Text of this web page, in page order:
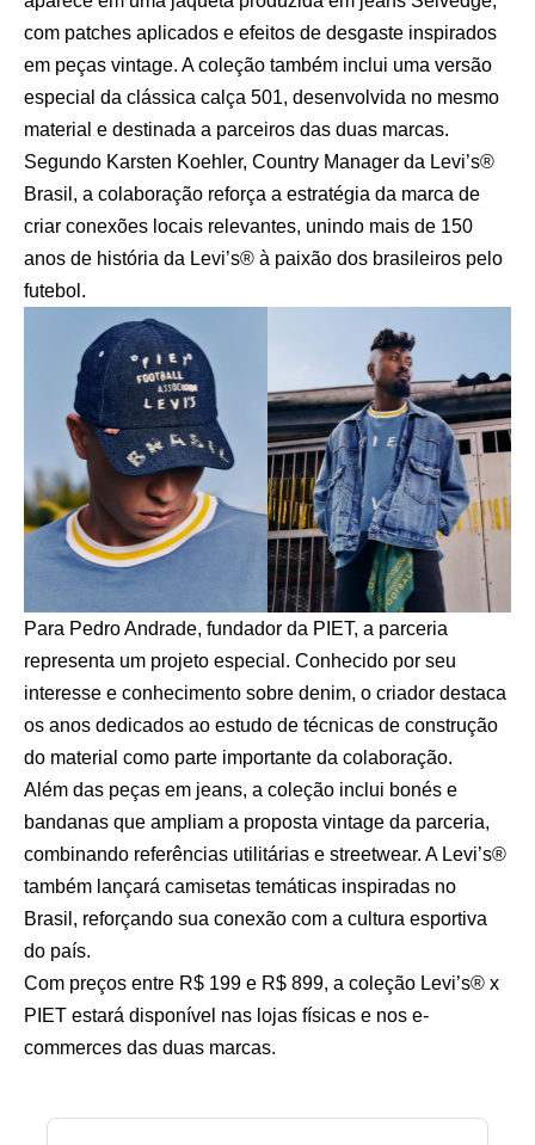
com patches aplicados e efeitos de desgaste inspirados
em peças vintage. A coleção também inclui uma versão
especial da clássica calça 501, desenvolvida no mesmo
material e destinada a parceiros das duas marcas.
Segundo Karsten Koehler, Country Manager da Levi’s®
Brasil, a colaboração reforça a estratégia da marca de
criar conexões locais relevantes, unindo mais de 150
anos de história da Levi’s® à paixão dos brasileiros pelo
futebol.
Para Pedro Andrade, fundador da PIET, a parceria
representa um projeto especial. Conhecido por seu
interesse e conhecimento sobre denim, o criador destaca
os anos dedicados ao estudo de técnicas de construção
do material como parte importante da colaboração.
Além das peças em jeans, a coleção inclui bonés e
bandanas que ampliam a proposta vintage da parceria,
combinando referências utilitárias e streetwear. A Levi’s®
também lançará camisetas temáticas inspiradas no
Brasil, reforçando sua conexão com a cultura esportiva
do país.
Com preços entre R$ 199 e R$ 899, a coleção Levi’s® x
PIET estará disponível nas lojas físicas e nos e-
commerces das duas marcas.